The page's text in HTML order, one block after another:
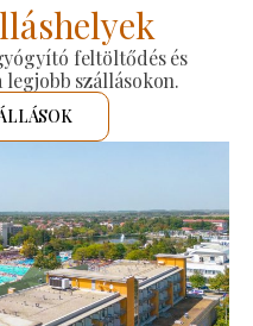
feltöltődés és
legjobb szállásokon.